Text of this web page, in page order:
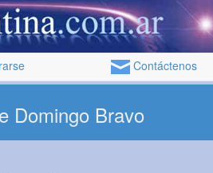
Contáctenos
Domingo Bravo